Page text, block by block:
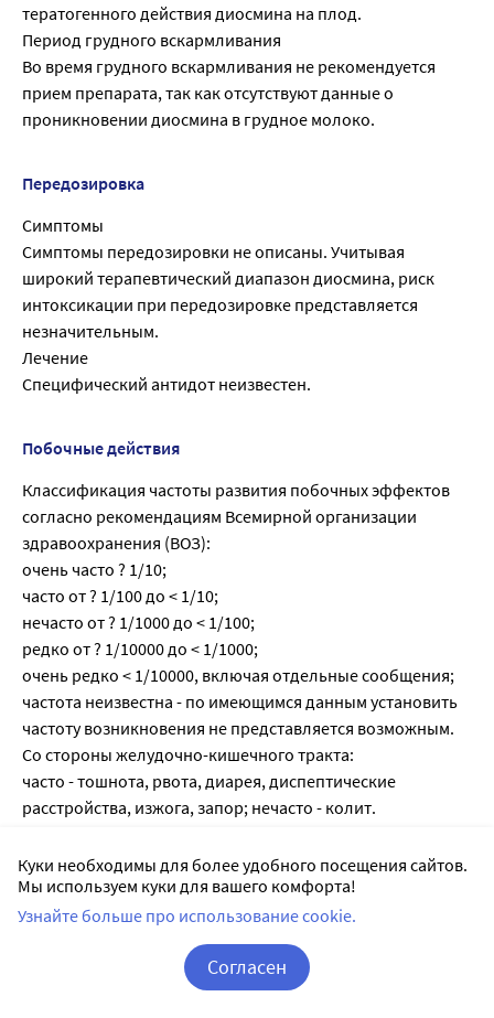
тератогенного действия диосмина на плод.
Период грудного вскармливания
Во время грудного вскармливания не рекомендуется
прием препарата, так как отсутствуют данные о
проникновении диосмина в грудное молоко.
Передозировка
Симптомы
Симптомы передозировки не описаны. Учитывая
широкий терапевтический диапазон диосмина, риск
интоксикации при передозировке представляется
незначительным.
Лечение
Специфический антидот неизвестен.
Побочные действия
Классификация частоты развития побочных эффектов
согласно рекомендациям Всемирной организации
здравоохранения (ВОЗ):
очень часто ? 1/10;
часто от ? 1/100 до < 1/10;
нечасто от ? 1/1000 до < 1/100;
редко от ? 1/10000 до < 1/1000;
очень редко < 1/10000, включая отдельные сообщения;
частота неизвестна - по имеющимся данным установить
частоту возникновения не представляется возможным.
Со стороны желудочно-кишечного тракта:
часто - тошнота, рвота, диарея, диспептические
расстройства, изжога, запор; нечасто - колит.
редко - головная боль, недомогание, головокружение.
Со стороны кожи и подкожной жировой клетчатки:
редко - кожные высыпания, кожный зуд.
Аллергические реакции:
частота неизвестна - изолированный отек лица, губ, век;
Куки необходимы для более удобного посещения сайтов.
Мы используем куки для вашего комфорта!
Узнайте больше про использование cookie.
Согласен